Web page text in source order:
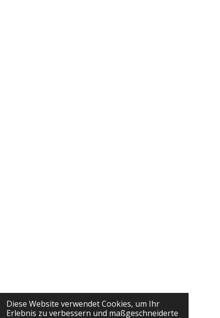
Diese Website verwendet Cookies, um Ihr
Erlebnis zu verbessern und maßgeschneiderte